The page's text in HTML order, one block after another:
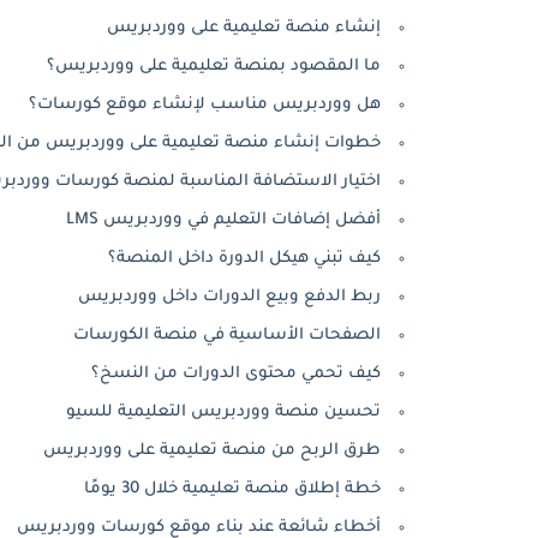
إنشاء منصة تعليمية على ووردبريس
ما المقصود بمنصة تعليمية على ووردبريس؟
هل ووردبريس مناسب لإنشاء موقع كورسات؟
خطوات إنشاء منصة تعليمية على ووردبريس من
اختيار الاستضافة المناسبة لمنصة كورسات
أفضل إضافات التعليم في ووردبريس LMS
كيف تبني هيكل الدورة داخل المنصة؟
ربط الدفع وبيع الدورات داخل ووردبريس
الصفحات الأساسية في منصة الكورسات
كيف تحمي محتوى الدورات من النسخ؟
تحسين منصة ووردبريس التعليمية للسيو
طرق الربح من منصة تعليمية على ووردبريس
خطة إطلاق منصة تعليمية خلال 30 يومًا
أخطاء شائعة عند بناء موقع كورسات ووردبريس